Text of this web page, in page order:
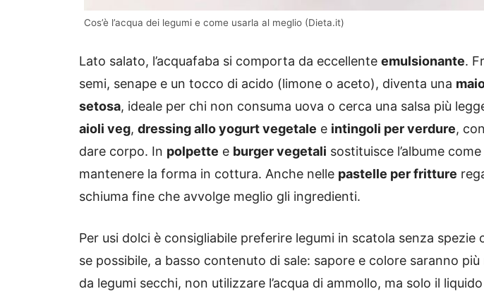
Cos’è l’acqua dei legumi e come usarla al meglio (Dieta.it)
Lato salato, l’acquafaba si comporta da eccellente emulsionante.
semi, senape e un tocco di acido (limone o aceto), diventa una
setosa, ideale per chi non consuma uova o cerca una salsa più
aioli veg, dressing allo yogurt vegetale e intingoli per verdure,
dare corpo. In polpette e burger vegetali sostituisce l’albume
mantenere la forma in cottura. Anche nelle pastelle per fritture
schiuma fine che avvolge meglio gli ingredienti.
Per usi dolci è consigliabile preferire legumi in scatola senza spezie
se possibile, a basso contenuto di sale: sapore e colore saranno
da legumi secchi, non utilizzare l’acqua di ammollo, ma solo il